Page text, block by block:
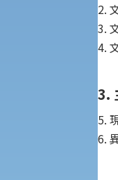
の方へ 学外機関
2.
3.
4.
3.
5.
6.